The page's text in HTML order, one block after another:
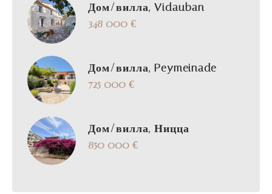
Дом/вилла, Vidauban
348 000 €
Дом/вилла, Peymeinade
725 000 €
Дом/вилла, Ницца
850 000 €